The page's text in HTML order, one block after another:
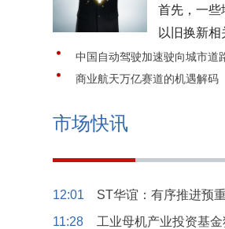
首先，一些
以旧换新
中国自动驾驶加速驶向城市道
商业航天万亿赛道的机遇解码
市场快讯
12:01
ST华谊：有序推进预
11:28
工业母机产业投资基